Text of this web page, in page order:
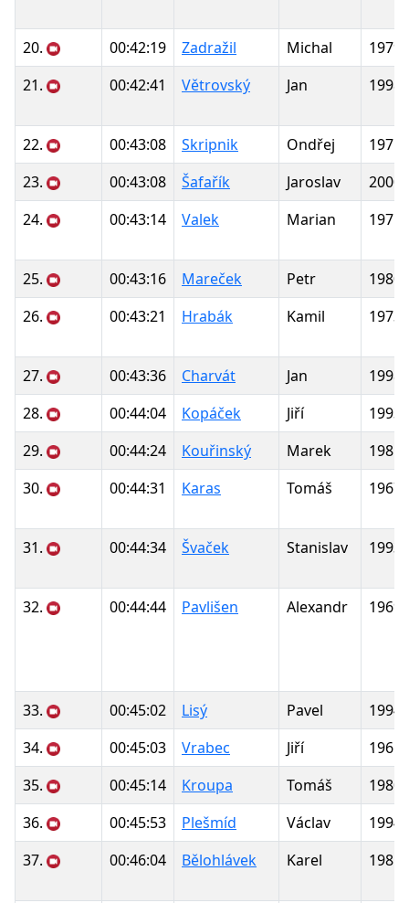
20. 00:42:19 Zadražil Michal
1979
21.
00:42:41 Větrovský Jan 1998
22. 00:43:08 Skripnik Ondřej
1975
23.
00:43:08 Šafařík Jaroslav
2000
24.
00:43:14 Valek Marian 1975
25. 00:43:16 Mareček Petr
1980
26.
00:43:21 Hrabák Kamil 1973
27. 00:43:36 Charvát Jan
1998
28.
00:44:04 Kopáček Jiří
1993
29.
00:44:24 Kouřinský Marek
1985
30.
00:44:31 Karas Tomáš 1967
31. 00:44:34 Švaček Stanislav 1993
32. 00:44:44 Pavlišen Alexandr 1969
33. 00:45:02 Lisý Pavel
1994
34.
00:45:03 Vrabec Jiří
1961
35.
00:45:14 Kroupa Tomáš
1980
36.
00:45:53 Plešmíd Václav
1994
37.
00:46:04 Bělohlávek Karel 1981